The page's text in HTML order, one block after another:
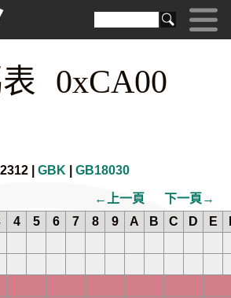
0xCA00
| GBK GB18030
←上一頁
下一頁→
4 5 6 7 8 9 A B C D E